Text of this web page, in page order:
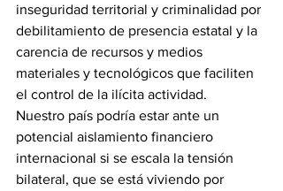
inseguridad territorial y criminalidad por
debilitamiento de presencia estatal y la
carencia de recursos y medios
materiales y tecnológicos que faciliten
el control de la ilícita actividad.
Nuestro país podría estar ante un
potencial aislamiento financiero
internacional si se escala la tensión
bilateral, que se está viviendo por